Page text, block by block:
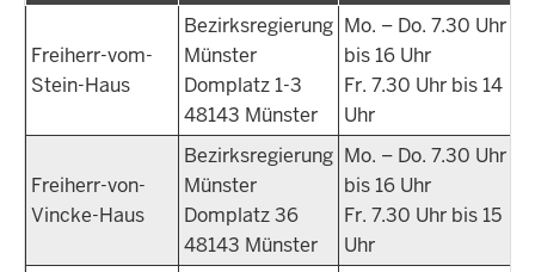
Freiherr-vom-
Stein-Haus
Bezirksregierung
Münster
Domplatz 1-3
48143 Münster
Mo. – Do. 7.30 Uhr
bis 16 Uhr
Fr. 7.30 Uhr bis 14
Uhr
Freiherr-von-
Vincke-Haus
Bezirksregierung
Münster
Domplatz 36
48143 Münster
Mo. – Do. 7.30 Uhr
bis 16 Uhr
Fr. 7.30 Uhr bis 15
Uhr